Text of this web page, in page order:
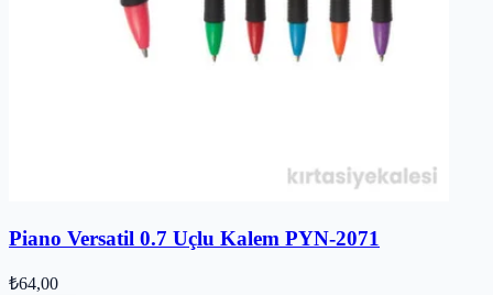
Piano Versatil 0.7 Uçlu Kalem PYN-2071
₺64,00